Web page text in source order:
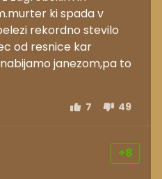
ki spada v
rekordno stevilo
od resnice kar
janezom,pa to
7 49
+8